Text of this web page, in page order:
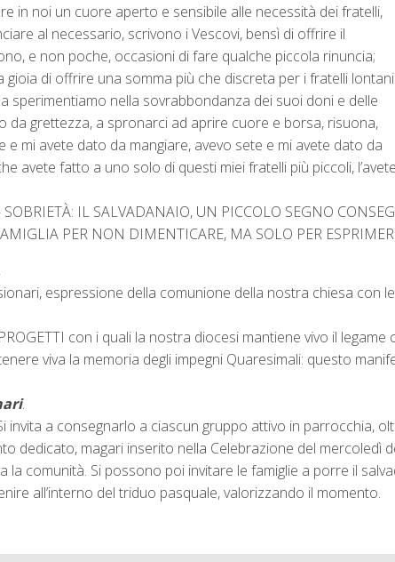
in noi un cuore aperto e sensibile alle necessità dei fratelli,
al necessario, scrivono i Vescovi, bensì di offrire il
e non poche, occasioni di fare qualche piccola rinuncia;
di offrire una somma più che discreta per i fratelli lontani.
sperimentiamo nella sovrabbondanza dei suoi doni e delle
grettezza, a spronarci ad aprire cuore e borsa, risuona,
mi avete dato da mangiare, avevo sete e mi avete dato da
avete fatto a uno solo di questi miei fratelli più piccoli,
IL SALVADANAIO, UN PICCOLO SEGNO
PER NON DIMENTICARE, MA SOLO PER
espressione della comunione della nostra chiesa con
con i quali la nostra diocesi mantiene vivo il legame
viva la memoria degli impegni Quaresimali: questo
.
invita a consegnarlo a ciascun gruppo attivo in parrocchia,
dedicato, magari inserito nella Celebrazione del mercoledì
comunità. Si possono poi invitare le famiglie a porre il
all’interno del triduo pasquale, valorizzando il momento.